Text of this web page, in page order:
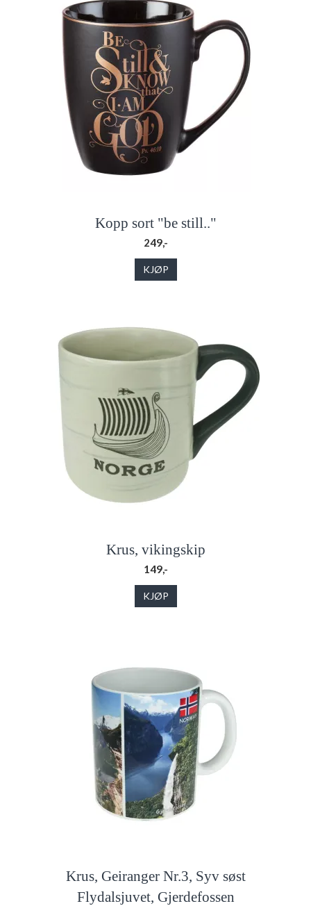
Kopp sort "be still.."
249,-
KJØP
Krus, vikingskip
149,-
KJØP
Krus, Geiranger Nr.3, Syv søst
Flydalsjuvet, Gjerdefossen